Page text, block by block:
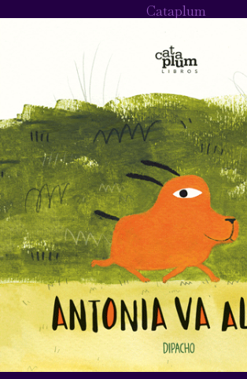
Cataplum